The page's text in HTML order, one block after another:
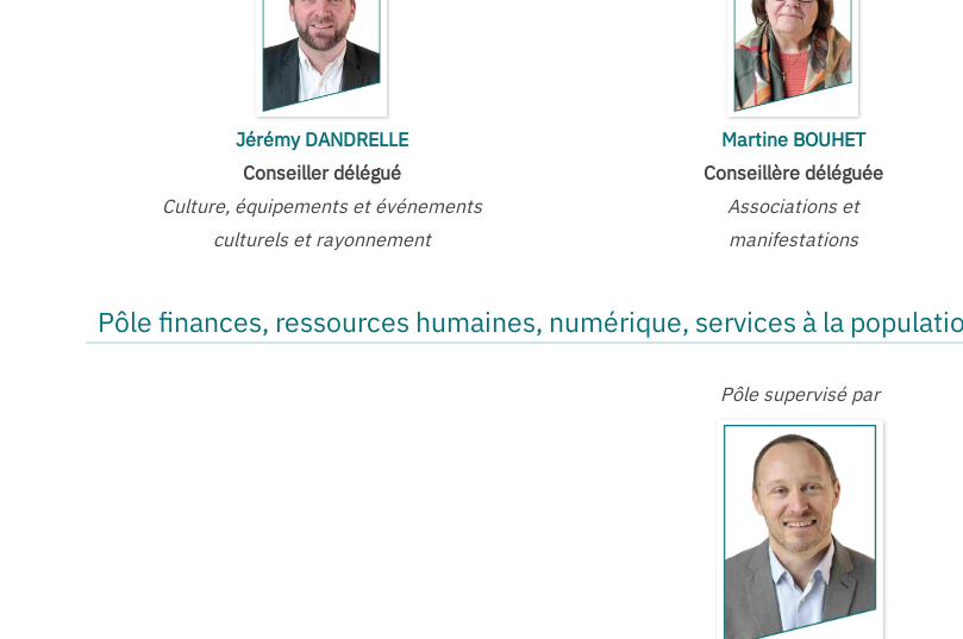
Jérémy DANDRELLE
Conseiller délégué
Culture, équipements et événements
culturels et rayonnement
Martine BOUHET
Conseillèredéléguée
Associations et
manifestations
Pôle finances, ressources humaines, numérique, services à la
Pôle supervisé par